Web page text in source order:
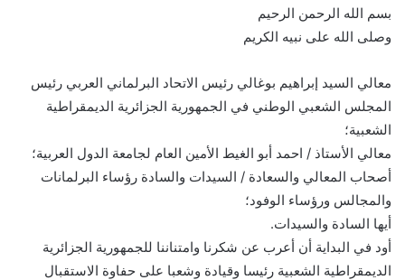
بسم الله الرحمن الرحيم
وصلى الله على نبيه الكريم
معالي السيد إبراهيم بوغالي رئيس الاتحاد البرلماني العربي رئيس
المجلس الشعبي الوطني في الجمهورية الجزائرية الديمقراطية
الشعبية؛
معالي الأستاذ / احمد أبو الغيط الأمين العام لجامعة الدول العربية؛
أصحاب المعالي والسعادة / السيدات والسادة رؤساء البرلمانات
والمجالس ورؤساء الوفود؛
أيها السادة والسيدات.
أود في البداية أن أعرب عن شكرنا وامتناننا للجمهورية الجزائرية
الديمقراطية الشعبية رئيسا وقيادة وشعبا على حفاوة الاستقبال